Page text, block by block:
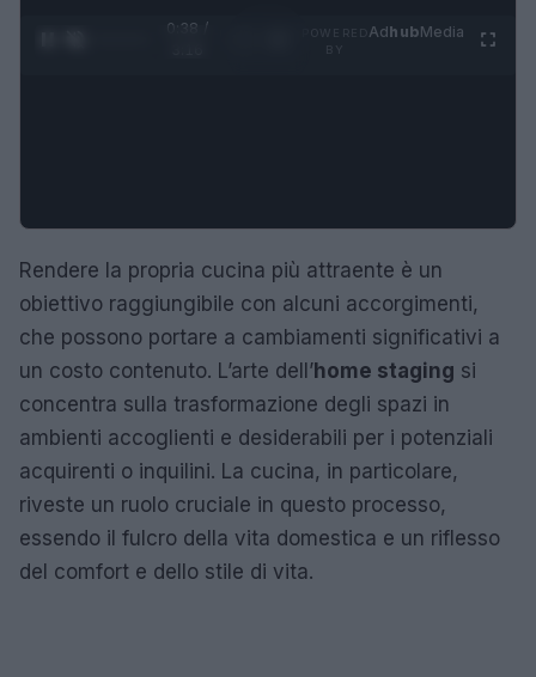
0:39 /
AdhubMedia
Rendere la propria cucina più attraente è un
obiettivo raggiungibile con alcuni accorgimenti,
che possono portare a cambiamenti significativi a
un costo contenuto. L’arte dell’home staging si
concentra sulla trasformazione degli spazi in
ambienti accoglienti e desiderabili per i potenziali
acquirenti o inquilini. La cucina, in particolare,
riveste un ruolo cruciale in questo processo,
essendo il fulcro della vita domestica e un riflesso
del comfort e dello stile di vita.